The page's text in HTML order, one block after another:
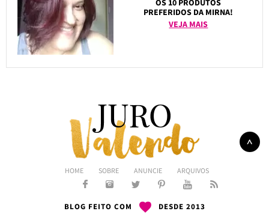
OS 10 PRODUTOS
PREFERIDOS DA MIRNA!
VEJA MAIS
HOME SOBRE ANUNCIE ARQUIVOS
BLOG FEITO COM DESDE 2013